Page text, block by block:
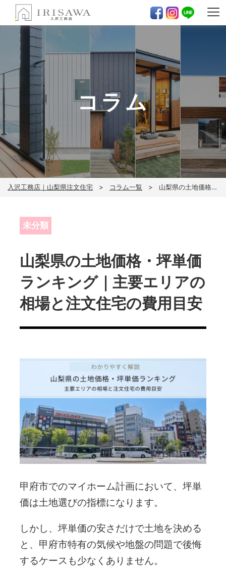
コラム
入沢工務店｜山梨県注文住宅 コラム一覧 山梨県の土地価格・坪単価ランキング｜主要エリアの相場と注文住宅の費用目安
未分類
山梨県の土地価格・坪単価
ランキング｜主要エリアの
相場と注文住宅の費用目安
甲府市でのマイホーム計画において、坪単
価は土地選びの指標になります。
しかし、坪単価の安さだけで土地を決める
と、甲府市特有の気候や地盤の問題で後悔
するケースも少なくありません。